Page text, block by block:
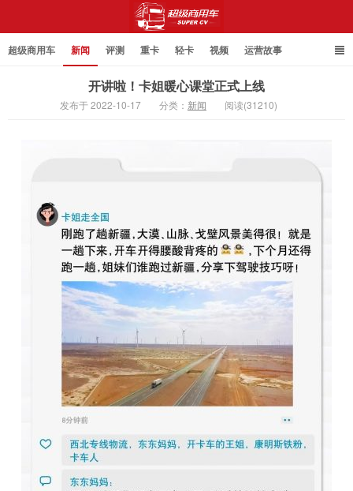
超级商用车 新闻 评测 重卡 轻卡 视频 运营故事
开讲啦！卡姐暖心课堂正式上线
发布于 2022-10-17 分类： 新闻 阅读(31210)